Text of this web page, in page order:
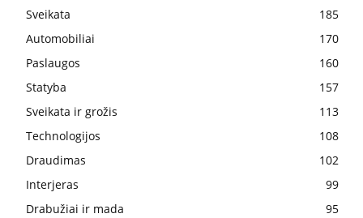
Sveikata
185
Automobiliai
170
Paslaugos
160
Statyba
157
Sveikata ir grožis
113
Technologijos
108
Draudimas
102
Interjeras
99
Drabužiai ir mada
95